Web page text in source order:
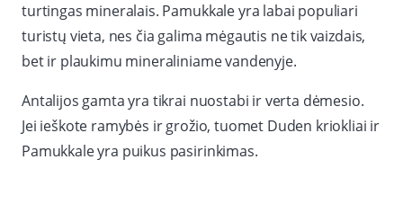
turtingas mineralais. Pamukkale yra labai populiari
turistų vieta, nes čia galima mėgautis ne tik vaizdais,
bet ir plaukimu mineraliniame vandenyje.
Antalijos gamta yra tikrai nuostabi ir verta dėmesio.
Jei ieškote ramybės ir grožio, tuomet Duden kriokliai ir
Pamukkale yra puikus pasirinkimas.